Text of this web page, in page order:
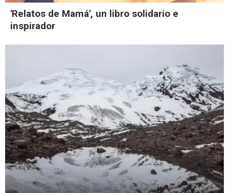
'Relatos de Mamá', un libro solidario e
inspirador